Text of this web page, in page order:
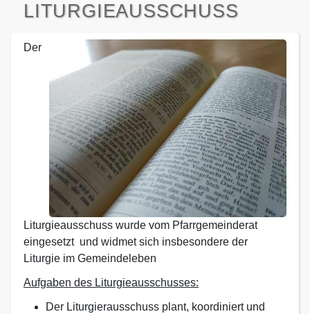
LITURGIEAUSSCHUSS
Der
Liturgieausschuss wurde vom Pfarrgemeinderat
eingesetzt und widmet sich insbesondere der
Liturgie im Gemeindeleben
Aufgaben des Liturgieausschusses:
Der Liturgierausschuss plant, koordiniert und